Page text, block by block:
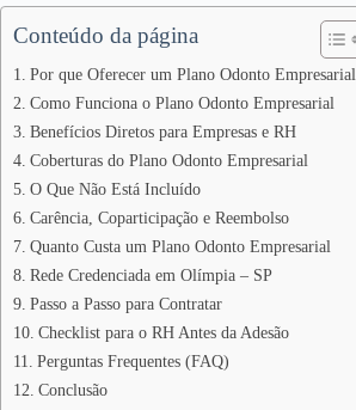
Conteúdo da página
Por que Oferecer um Plano Odonto Empresarial
Como Funciona o Plano Odonto Empresarial
Benefícios Diretos para Empresas e RH
Coberturas do Plano Odonto Empresarial
O Que Não Está Incluído
Carência, Coparticipação e Reembolso
Quanto Custa um Plano Odonto Empresarial
Rede Credenciada em Olímpia – SP
Passo a Passo para Contratar
Checklist para o RH Antes da Adesão
Perguntas Frequentes (FAQ)
Conclusão